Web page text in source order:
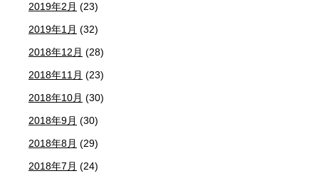
2019年2月 (23)
2019年1月 (32)
2018年12月 (28)
2018年11月 (23)
2018年10月 (30)
2018年9月 (30)
2018年8月 (29)
2018年7月 (24)